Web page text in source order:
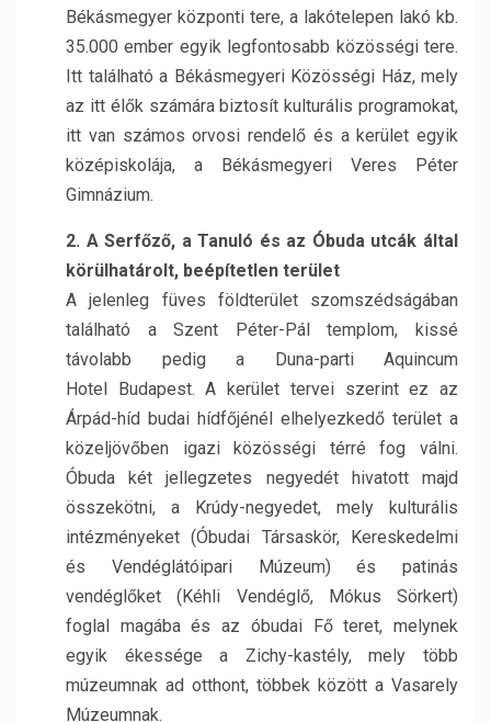
Békásmegyer központi tere, a lakótelepen lakó kb.
35.000 ember egyik legfontosabb közösségi tere.
Itt található a Békásmegyeri Közösségi Ház, mely
az itt élők számára biztosít kulturális programokat,
itt van számos orvosi rendelő és a kerület egyik
középiskolája, a Békásmegyeri Veres Péter
Gimnázium.
2. A Serfőző, a Tanuló és az Óbuda utcák által
körülhatárolt, beépítetlen terület
A jelenleg füves földterület szomszédságában
található a Szent Péter-Pál templom, kissé
távolabb pedig a Duna-parti Aquincum
Hotel Budapest. A kerület tervei szerint ez az
Árpád-híd budai hídfőjénél elhelyezkedő terület a
közeljövőben igazi közösségi térré fog válni.
Óbuda két jellegzetes negyedét hivatott majd
összekötni, a Krúdy-negyedet, mely kulturális
intézményeket (Óbudai Társaskör, Kereskedelmi
és Vendéglátóipari Múzeum) és patinás
vendéglőket (Kéhli Vendéglő, Mókus Sörkert)
foglal magába és az óbudai Fő teret, melynek
egyik ékessége a Zichy-kastély, mely több
múzeumnak ad otthont, többek között a Vasarely
Múzeumnak.